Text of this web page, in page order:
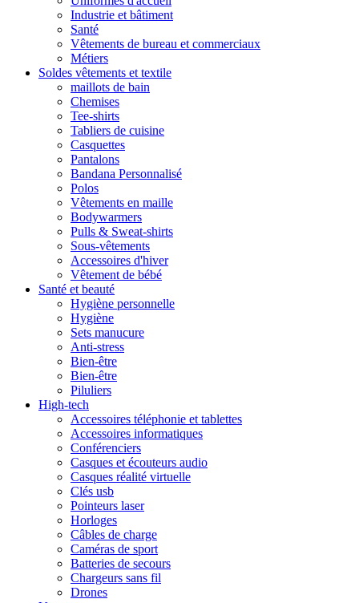
Industrie et bâtiment
Santé
Vêtements de bureau et commerciaux
Métiers
Soldes vêtements et textile
maillots de bain
Chemises
Tee-shirts
Tabliers de cuisine
Casquettes
Pantalons
Bandana Personnalisé
Polos
Vêtements en maille
Bodywarmers
Pulls & Sweat-shirts
Sous-vêtements
Accessoires d'hiver
Vêtement de bébé
Santé et beauté
Hygiène personnelle
Hygiène
Sets manucure
Anti-stress
Bien-être
Bien-être
Piluliers
High-tech
Accessoires téléphonie et tablettes
Accessoires informatiques
Conférenciers
Casques et écouteurs audio
Casques réalité virtuelle
Clés usb
Pointeurs laser
Horloges
Câbles de charge
Caméras de sport
Batteries de secours
Chargeurs sans fil
Drones